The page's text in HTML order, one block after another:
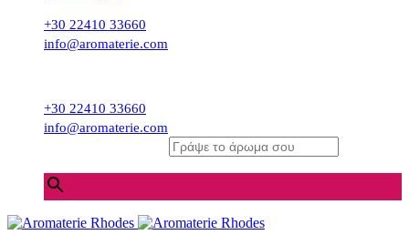
+30 22410 33660
info@aromaterie.com
+30 22410 33660
info@aromaterie.com